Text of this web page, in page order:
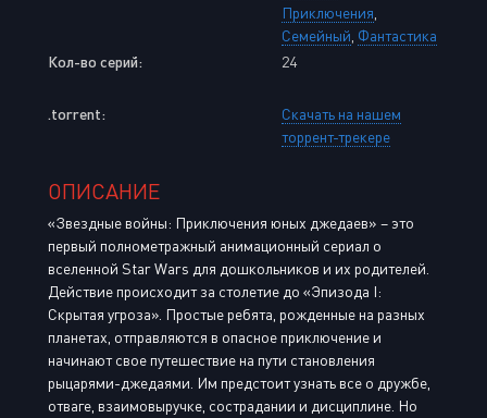
Приключения
Семейный Фантастика
Кол-во серий:
24
.torrent:
Скачать на нашем
торрент-трекере
ОПИСАНИЕ
«Звездные войны: Приключения юных джедаев» – это
первый полнометражный анимационный сериал о
вселенной Star Wars для дошкольников и их родителей.
Действие происходит за столетие до «Эпизода I:
Скрытая угроза». Простые ребята, рожденные на разных
планетах, отправляются в опасное приключение и
начинают свое путешествие на пути становления
рыцарями-джедаями. Им предстоит узнать все о дружбе,
отваге, взаимовыручке, сострадании и дисциплине. Но